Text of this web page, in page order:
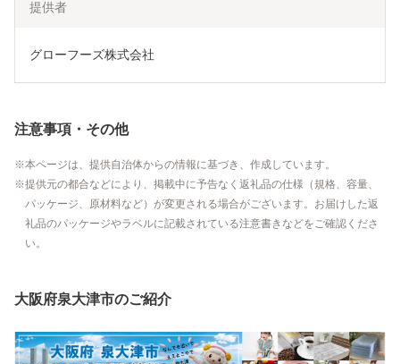
提供者
グローフーズ株式会社
注意事項・その他
本ページは、提供自治体からの情報に基づき、作成しています。
提供元の都合などにより、掲載中に予告なく返礼品の仕様（規格、容量、
パッケージ、原材料など）が変更される場合がございます。お届けした返
礼品のパッケージやラベルに記載されている注意書きなどをご確認くださ
い。
大阪府泉大津市のご紹介